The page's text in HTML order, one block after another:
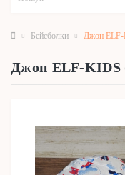
Бейсболки Джон ELF-
Джон ELF-KIDS